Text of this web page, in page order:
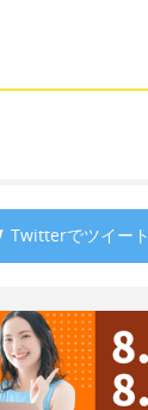
Twitterでツイート